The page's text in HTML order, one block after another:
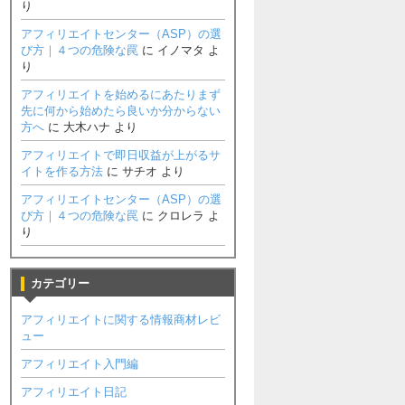
り
アフィリエイトセンター（ASP）の選
び方｜４つの危険な罠 に イノマタ よ
り
アフィリエイトを始めるにあたりまず
先に何から始めたら良いか分からない
方へ に 大木ハナ より
アフィリエイトで即日収益が上がるサ
イトを作る方法 に サチオ より
アフィリエイトセンター（ASP）の選
び方｜４つの危険な罠 に クロレラ よ
り
カテゴリー
アフィリエイトに関する情報商材レビ
ュー
アフィリエイト入門編
アフィリエイト日記